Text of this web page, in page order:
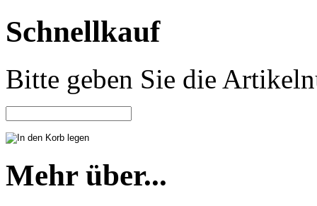
Schnellkauf
Bitte geben Sie die
Mehr über...